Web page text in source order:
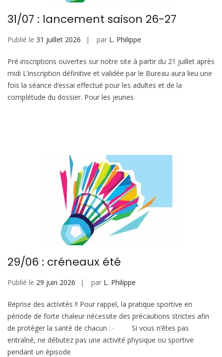
31/07 : lancement saison 26-27
Publié le 31 juillet 2026 par L. Philippe
Pré inscriptions ouvertes sur notre site à partir du 21 juillet après
midi L’inscription définitive et validée par le Bureau aura lieu une
fois la séance d’essai effectué pour les adultes et de la
complétude du dossier. Pour les jeunes
29/06 : créneaux été
Publié le 29 juin 2026 par L. Philippe
Reprise des activités !! Pour rappel, la pratique sportive en
période de forte chaleur nécessite des précautions strictes afin
de protéger la santé de chacun : · Si vous n’êtes pas
entraîné, ne débutez pas une activité physique ou sportive
pendant un épisode